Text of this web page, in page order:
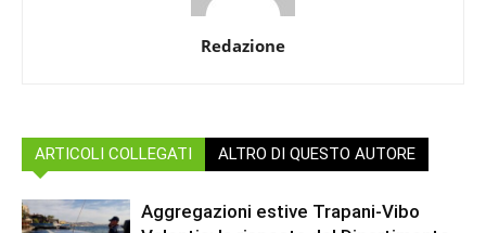
Redazione
ARTICOLI COLLEGATI ALTRO DI QUESTO AUTORE
Aggregazioni estive Trapani-Vibo